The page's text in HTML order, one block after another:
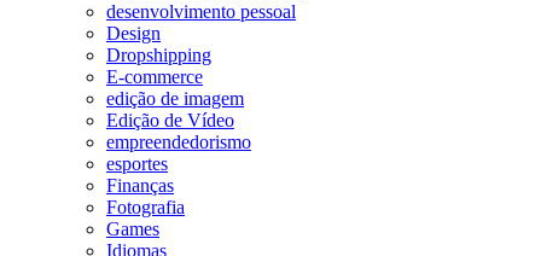
desenvolvimento pessoal
Design
Dropshipping
E-commerce
edição de imagem
Edição de Vídeo
empreendedorismo
esportes
Finanças
Fotografia
Games
Idiomas